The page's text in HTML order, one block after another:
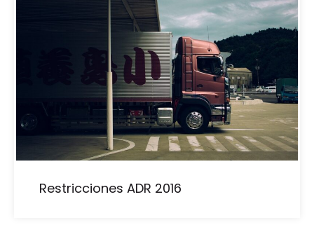
Restricciones ADR 2016